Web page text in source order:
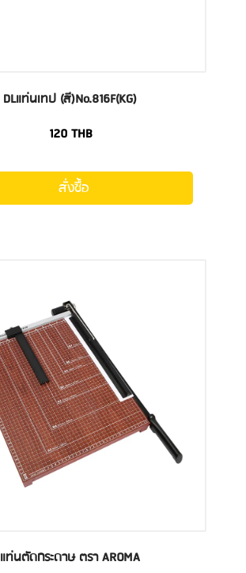
DLแท่นเทป (สี)No.816F(KG)
120 THB
สั่งซื้อ
แท่นตัดกระดาษ ตรา AROMA